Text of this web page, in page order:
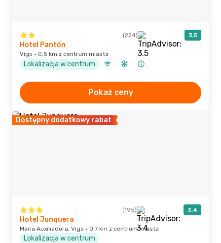
(224) 3,5
Hotel Pantón
Vigo · 0,5 km z centrum miasta
Lokalizacja w centrum
Pokaż ceny
Dostępny dodatkowy rabat
(195) 3,4
Hotel Junquera
María Auxiliadora, Vigo · 0,7 km z centrum miasta
Lokalizacja w centrum